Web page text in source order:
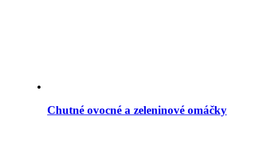
Chutné ovocné a zeleninové omáčky